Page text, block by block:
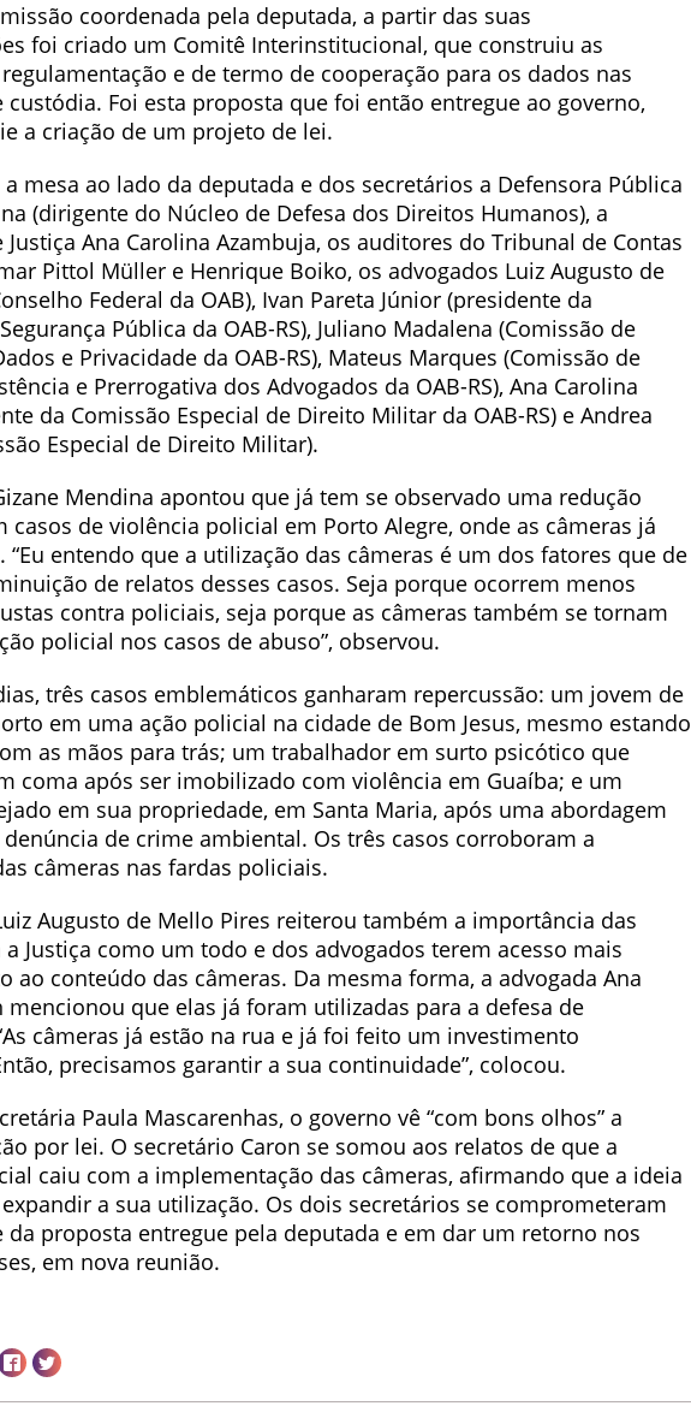
coordenada pela deputada, a partir das suas
foi criado um Comitê Interinstitucional, que construiu as
e de termo de cooperação para os dados nas
custódia. Foi esta proposta que foi então entregue ao governo,
a criação de um projeto de lei.
mesa ao lado da deputada e dos secretários a Defensora Pública
(dirigente do Núcleo de Defesa dos Direitos Humanos), a
Ana Carolina Azambuja, os auditores do Tribunal de Contas
Pittol Müller e Henrique Boiko, os advogados Luiz Augusto de
Federal da OAB), Ivan Pareta Júnior (presidente da
Pública da OAB-RS), Juliano Madalena (Comissão de
e Privacidade da OAB-RS), Mateus Marques (Comissão de
e Prerrogativa dos Advogados da OAB-RS), Ana Carolina
da Comissão Especial de Direito Militar da OAB-RS) e Andrea
Especial de Direito Militar).
Mendina apontou que já tem se observado uma redução
casos de violência policial em Porto Alegre, onde as câmeras já
“Eu entendo que a utilização das câmeras é um dos fatores que de
de relatos desses casos. Seja porque ocorrem menos
contra policiais, seja porque as câmeras também se tornam
policial nos casos de abuso”, observou.
três casos emblemáticos ganharam repercussão: um jovem de
em uma ação policial na cidade de Bom Jesus, mesmo estando
as mãos para trás; um trabalhador em surto psicótico que
coma após ser imobilizado com violência em Guaíba; e um
em sua propriedade, em Santa Maria, após uma abordagem
de crime ambiental. Os três casos corroboram a
câmeras nas fardas policiais.
Augusto de Mello Pires reiterou também a importância das
a Justiça como um todo e dos advogados terem acesso mais
ao conteúdo das câmeras. Da mesma forma, a advogada Ana
mencionou que elas já foram utilizadas para a defesa de
câmeras já estão na rua e já foi feito um investimento
precisamos garantir a sua continuidade”, colocou.
Paula Mascarenhas, o governo vê “com bons olhos” a
por lei. O secretário Caron se somou aos relatos de que a
caiu com a implementação das câmeras, afirmando que a ideia
a sua utilização. Os dois secretários se comprometeram
da proposta entregue pela deputada e em dar um retorno nos
em nova reunião.